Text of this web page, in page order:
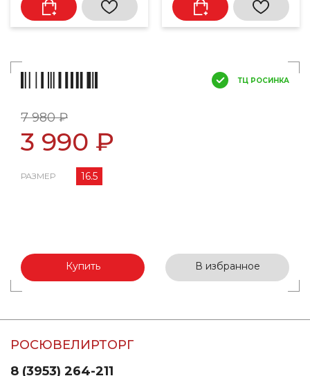
ТЦ РОСИНКА
7 980 ₽
3 990 ₽
РАЗМЕР 16.5
Купить В избранное
РОСЮВЕЛИРТОРГ
8 (3953) 264-211